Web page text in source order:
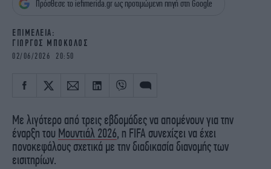
iBOOKS
ΖΩΔΙΑ
MEDIA
Πρόσθεσε το iefimerida.gr ως προτιμώμενη πηγή στη Google
EΠΙΜΕΛΕΙΑ:
ΓΙΩΡΓΟΣ ΜΠΟΚΟΛΟΣ
02/06/2026 20:50
Με λιγότερο από τρεις εβδομάδες να απομένουν για την
έναρξη του Μουντιάλ 2026, η FIFA συνεχίζει να έχει
πονοκεφάλους σχετικά με την διαδικασία διανομής των
εισιτηρίων.